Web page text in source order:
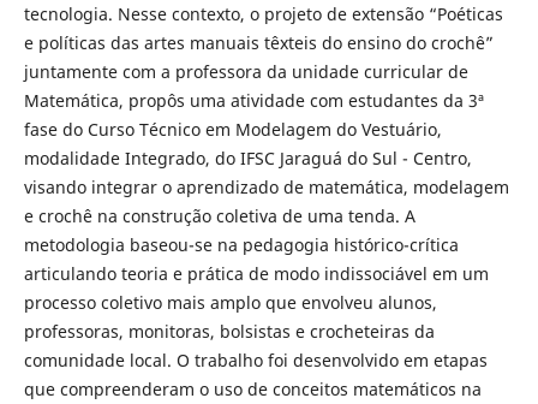
tecnologia. Nesse contexto, o projeto de extensão “Poéticas
e políticas das artes manuais têxteis do ensino do crochê”
juntamente com a professora da unidade curricular de
Matemática, propôs uma atividade com estudantes da 3ª
fase do Curso Técnico em Modelagem do Vestuário,
modalidade Integrado, do IFSC Jaraguá do Sul - Centro,
visando integrar o aprendizado de matemática, modelagem
e crochê na construção coletiva de uma tenda. A
metodologia baseou-se na pedagogia histórico-crítica
articulando teoria e prática de modo indissociável em um
processo coletivo mais amplo que envolveu alunos,
professoras, monitoras, bolsistas e crocheteiras da
comunidade local. O trabalho foi desenvolvido em etapas
que compreenderam o uso de conceitos matemáticos na